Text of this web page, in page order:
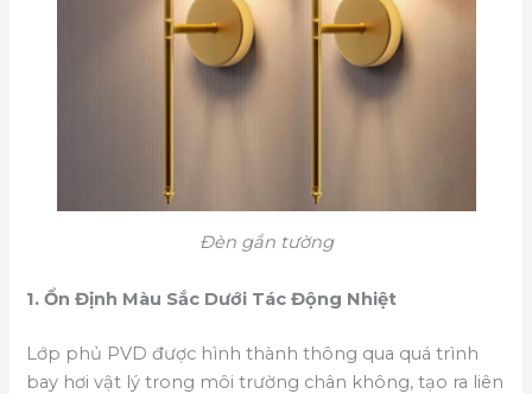
Đèn gắn tường
1. Ổn Định Màu Sắc Dưới Tác Động Nhiệt
Lớp phủ PVD được hình thành thông qua quá trình
bay hơi vật lý trong môi trường chân không, tạo ra liên